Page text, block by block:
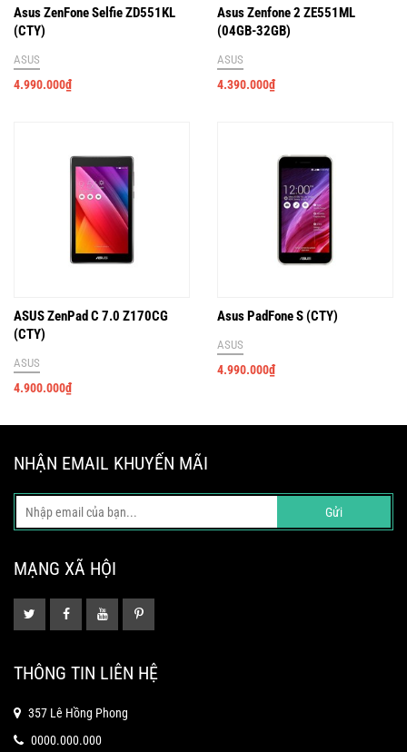
Asus ZenFone Selfie ZD551KL
(CTY)
ASUS
4.990.000₫
Asus Zenfone 2 ZE551ML
(04GB-32GB)
ASUS
4.390.000₫
ASUS ZenPad C 7.0 Z170CG
(CTY)
ASUS
4.900.000₫
Asus PadFone S (CTY)
ASUS
4.990.000₫
NHẬN EMAIL KHUYẾN MÃI
Gửi
MẠNG XÃ HỘI
THÔNG TIN LIÊN HỆ
357 Lê Hồng Phong
0000.000.000